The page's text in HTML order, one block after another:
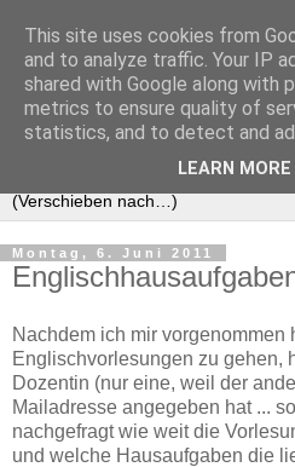
Montag, 6. Juni 2011
Nachdem ich mir
Englischvorlesungen zu gehen,
Dozentin (nur eine, weil der
Mailadresse angegeben hat ...
nachgefragt wie weit die
und welche Hausaufgaben die
This site uses cookies from
and to analyze traffic. Your IP
shared with Google along with
metrics to ensure quality of
statistics, and to detect and
LEARN MORE